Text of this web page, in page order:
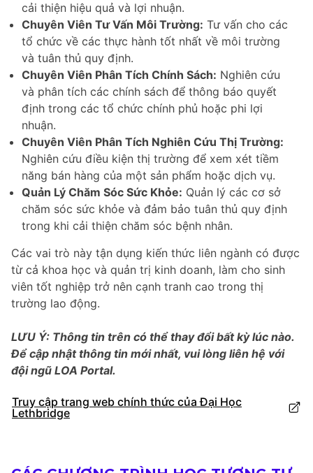
cải thiện hiệu quả và lợi nhuận.
Chuyên Viên Tư Vấn Môi Trường: Tư vấn cho các
tổ chức về các thực hành tốt nhất về môi trường
và tuân thủ quy định.
Chuyên Viên Phân Tích Chính Sách: Nghiên cứu
và phân tích các chính sách để thông báo quyết
định trong các tổ chức chính phủ hoặc phi lợi
nhuận.
Chuyên Viên Phân Tích Nghiên Cứu Thị Trường:
Nghiên cứu điều kiện thị trường để xem xét tiềm
năng bán hàng của một sản phẩm hoặc dịch vụ.
Quản Lý Chăm Sóc Sức Khỏe: Quản lý các cơ sở
chăm sóc sức khỏe và đảm bảo tuân thủ quy định
trong khi cải thiện chăm sóc bệnh nhân.
Các vai trò này tận dụng kiến thức liên ngành có được
từ cả khoa học và quản trị kinh doanh, làm cho sinh
viên tốt nghiệp trở nên cạnh tranh cao trong thị
trường lao động.
LƯU Ý: Thông tin trên có thể thay đổi bất kỳ lúc nào.
Để cập nhật thông tin mới nhất, vui lòng liên hệ với
đội ngũ LOA Portal.
Truy cập trang web chính thức của Đại Học
Lethbridge